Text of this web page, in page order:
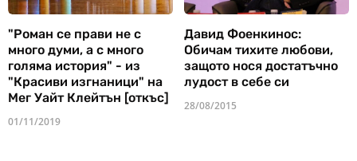
"Роман се прави не с
много думи, а с много
голяма история" - из
"Красиви изгнаници" на
Мег Уайт Клейтън [откъс]
01/11/2019
Давид Фоенкинос:
Обичам тихите любови,
защото нося достатъчно
лудост в себе си
28/08/2015